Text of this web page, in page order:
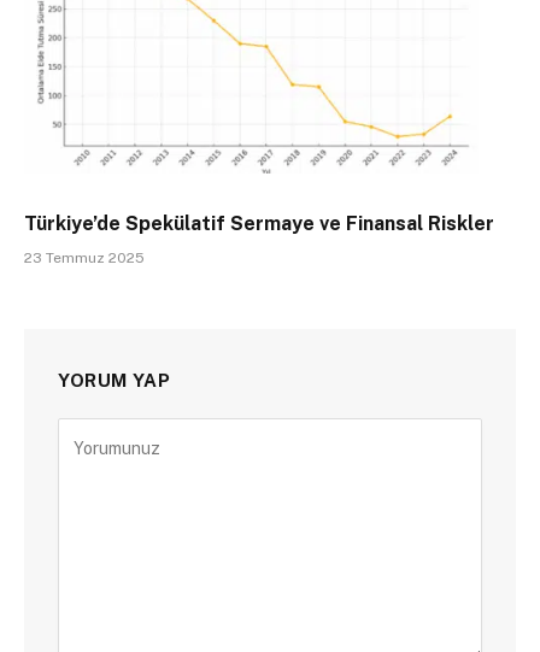
Türkiye’de Spekülatif Sermaye ve Finansal Riskler
23 Temmuz 2025
YORUM YAP